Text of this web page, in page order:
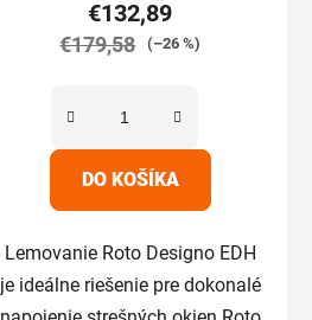
je
5,0
€132,89
€179,58 (–26 %)
DO KOŠÍKA
Lemovanie Roto Designo EDH
je ideálne riešenie pre dokonalé